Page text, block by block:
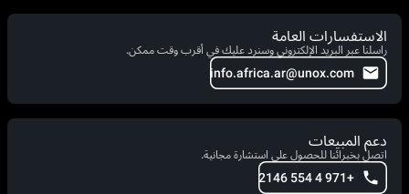
الاستفسارات العامة
راسلنا عبر البريد الإلكتروني وسنرد عليك في أقرب وقت ممكن.
info.africa.ar@unox.com
دعم المبيعات
اتصل بخبرائنا للحصول على استشارة مجانية.
+971 4 554 2146